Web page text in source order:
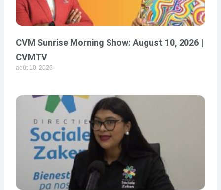
CVM Sunrise Morning Show: August 10, 2026 |
CVMTV
août 10, 2026